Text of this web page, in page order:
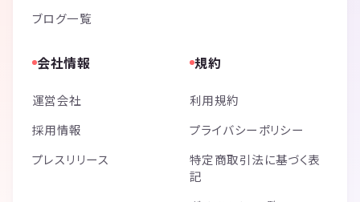
ブログ一覧
会社情報
運営会社
採用情報
プレスリリース
規約
利用規約
プライバシーポリシー
特定商取引法に基づく表
記